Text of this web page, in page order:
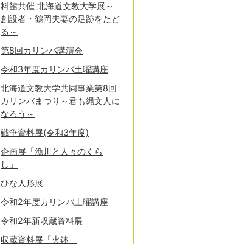
料館共催 北海道文教大学展～
創設者・鶴岡夫妻の足跡をたど
る～
第8回カリンバ講演会
令和3年度カリンバ土曜講座
北海道文教大学共同事業第8回
カリンバまつり～君も縄文人に
なろう～
戦争資料展(令和3年度)
企画展「漁川と人々のくら
し」
ひな人形展
令和2年度カリンバ土曜講座
令和2年新収蔵資料展
収蔵資料展「火鉢」